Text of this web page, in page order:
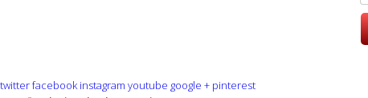
twitterfacebook instagram youtube google + pinterest